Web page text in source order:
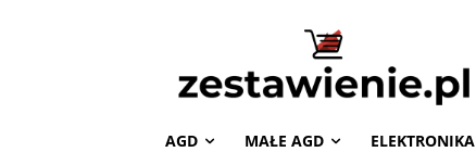
AGD MAŁE AGD ELEKTRONIKA